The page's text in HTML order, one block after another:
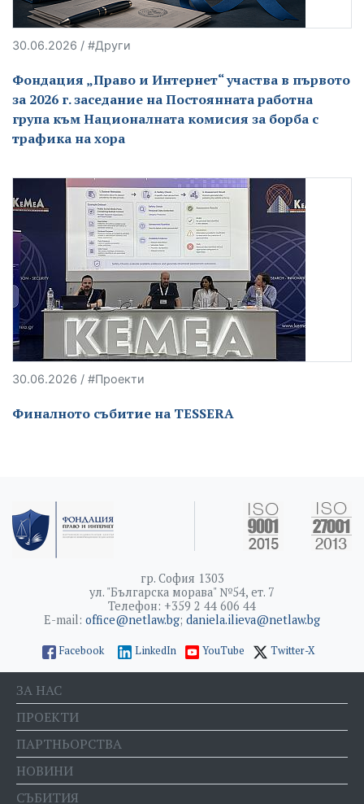
30.06.2026 / #Други
Фондация „Право и Интернет“ участва в първото
за 2026 г. заседание на Постоянната работна
група към Националната комисия за борба с
трафика на хора
30.06.2026 / #Проекти
Финалното събитие на TESSERA
гр. София 1303
ул. "Българска морава" №54, ет. 7
Телефон: +359 2 44 606 44
E-mail: office@netlaw.bg; daniela.ilieva@netlaw.bg
Facebook LinkedIn YouTube Twitter-X
ЗА НАС
ПРОЕКТИ
ПАРТНЬОРСТВА
НОВИНИ
СЪБИТИЯ